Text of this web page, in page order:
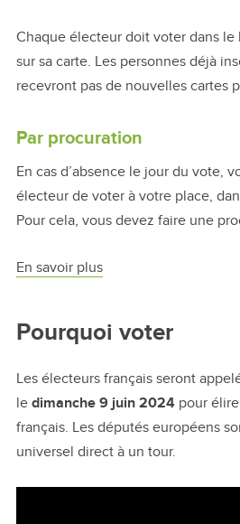
Chaque électeur doit voter dans
sur sa carte. Les personnes déjà
recevront pas de nouvelles cartes
Par procuration
En cas d’absence le jour du vote,
électeur de voter à votre place,
Pour cela, vous devez faire une
En savoir plus
Pourquoi voter
Les électeurs français seront
le dimanche 9 juin 2024 pour
français. Les députés européens
universel direct à un tour.